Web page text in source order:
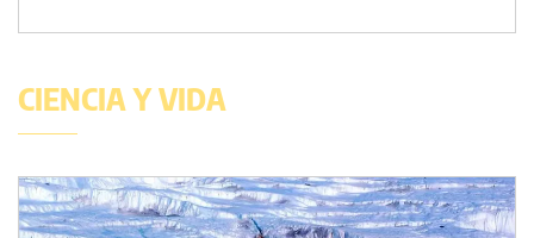
CIENCIA Y VIDA